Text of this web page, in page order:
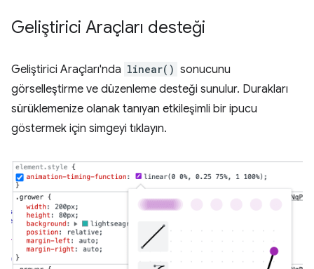
Geliştirici Araçları desteği
Geliştirici Araçları'nda linear() sonucunu
görselleştirme ve düzenleme desteği sunulur. Durakları
sürüklemenize olanak tanıyan etkileşimli bir ipucu
göstermek için simgeyi tıklayın.